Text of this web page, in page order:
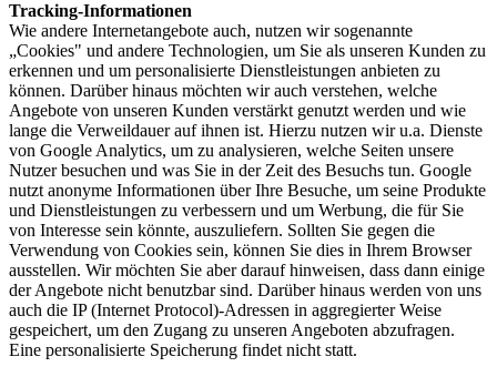
Tracking-Informationen
Wie andere Internetangebote auch, nutzen wir sogenannte
„Cookies" und andere Technologien, um Sie als unseren Kunden zu
erkennen und um personalisierte Dienstleistungen anbieten zu
können. Darüber hinaus möchten wir auch verstehen, welche
Angebote von unseren Kunden verstärkt genutzt werden und wie
lange die Verweildauer auf ihnen ist. Hierzu nutzen wir u.a. Dienste
von Google Analytics, um zu analysieren, welche Seiten unsere
Nutzer besuchen und was Sie in der Zeit des Besuchs tun. Google
nutzt anonyme Informationen über Ihre Besuche, um seine Produkte
und Dienstleistungen zu verbessern und um Werbung, die für Sie
von Interesse sein könnte, auszuliefern. Sollten Sie gegen die
Verwendung von Cookies sein, können Sie dies in Ihrem Browser
ausstellen. Wir möchten Sie aber darauf hinweisen, dass dann einige
der Angebote nicht benutzbar sind. Darüber hinaus werden von uns
auch die IP (Internet Protocol)-Adressen in aggregierter Weise
gespeichert, um den Zugang zu unseren Angeboten abzufragen.
Eine personalisierte Speicherung findet nicht statt.